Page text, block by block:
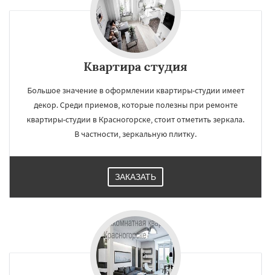
Квартира студия
Большое значение в оформлении квартиры-студии имеет
декор. Среди приемов, которые полезны при ремонте
квартиры-студии в Красногорске, стоит отметить зеркала.
В частности, зеркальную плитку.
ЗАКАЗАТЬ